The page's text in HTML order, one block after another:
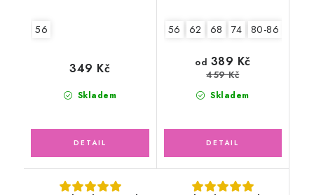
56
Skladem
349 Kč
56 62 68 74 80-86
Skladem
od 389 Kč
459 Kč